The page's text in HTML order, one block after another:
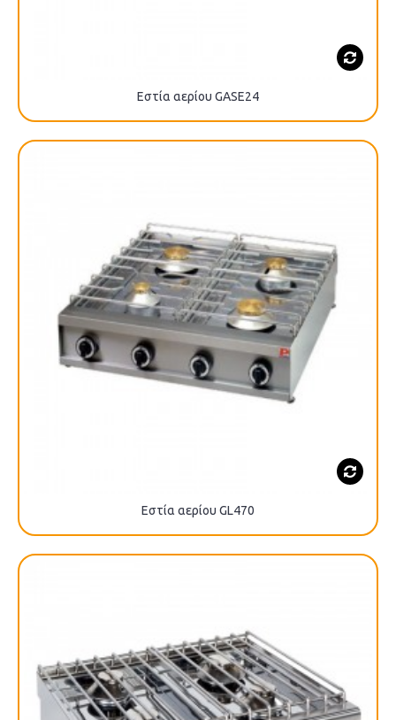
Εστία αερίου GASE24
Εστία αερίου GL470